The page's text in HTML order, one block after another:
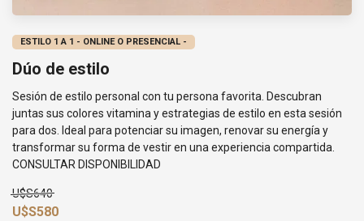
ESTILO 1 A 1 - ONLINE O PRESENCIAL -
Dúo de estilo
Sesión de estilo personal con tu persona favorita. Descubran
juntas sus colores vitamina y estrategias de estilo en esta sesión
para dos. Ideal para potenciar su imagen, renovar su energía y
transformar su forma de vestir en una experiencia compartida.
CONSULTAR DISPONIBILIDAD
U$S640
U$S580